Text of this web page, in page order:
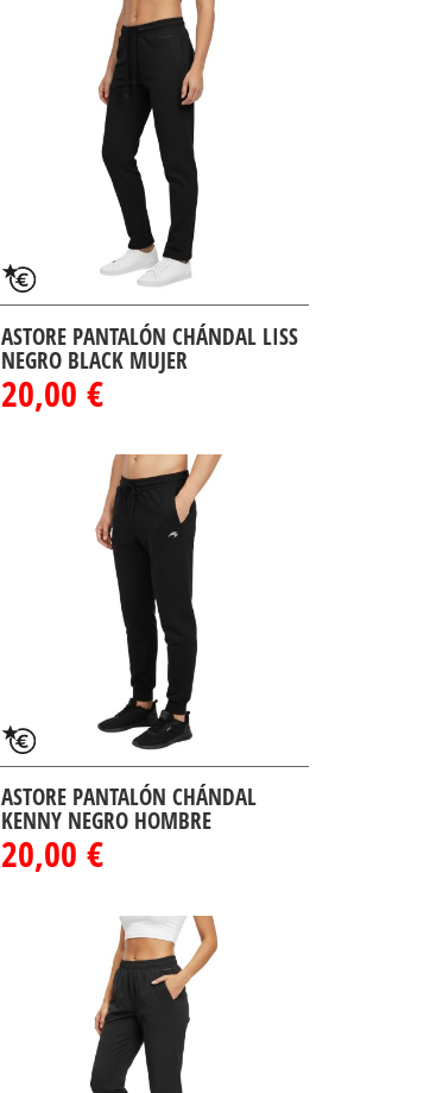
ASTORE PANTALÓN CHÁNDAL LISS
NEGRO BLACK MUJER
20,00 €
ASTORE PANTALÓN CHÁNDAL
KENNY NEGRO HOMBRE
20,00 €